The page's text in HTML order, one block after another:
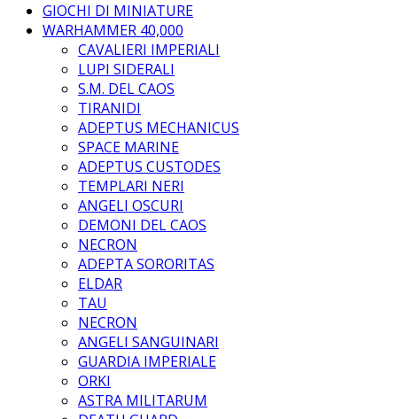
GIOCHI DI MINIATURE
WARHAMMER 40,000
CAVALIERI IMPERIALI
LUPI SIDERALI
S.M. DEL CAOS
TIRANIDI
ADEPTUS MECHANICUS
SPACE MARINE
ADEPTUS CUSTODES
TEMPLARI NERI
ANGELI OSCURI
DEMONI DEL CAOS
NECRON
ADEPTA SORORITAS
ELDAR
TAU
NECRON
ANGELI SANGUINARI
GUARDIA IMPERIALE
ORKI
ASTRA MILITARUM